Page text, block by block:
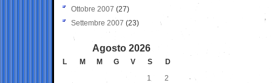
Ottobre 2007 (27)
Settembre 2007 (23)
Agosto 2026
L M M G V S
D
1
2